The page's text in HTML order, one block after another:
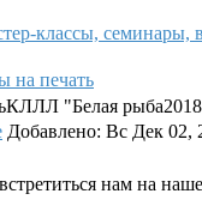
классы, семинары,
"Белая
Добавлено: Вс Дек 02,
нам на